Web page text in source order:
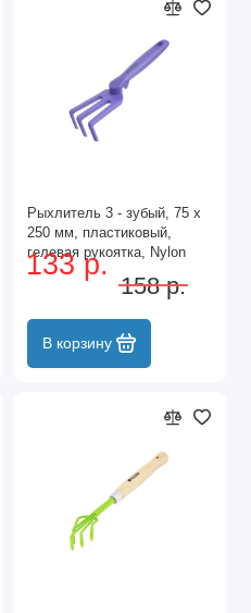
Рыхлитель 3 - зубый, 75 х
250 мм, пластиковый,
гелевая рукоятка, Nylon
Soft, Palisad
133 р.
158 р.
В корзину